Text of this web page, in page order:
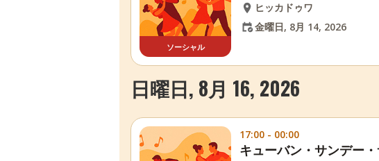
ソーシャル
ヒッカドゥワ
金曜日, 8月 14, 2026
日曜日, 8月 16, 2026
17:00 - 00:00
キューバン・サンデー